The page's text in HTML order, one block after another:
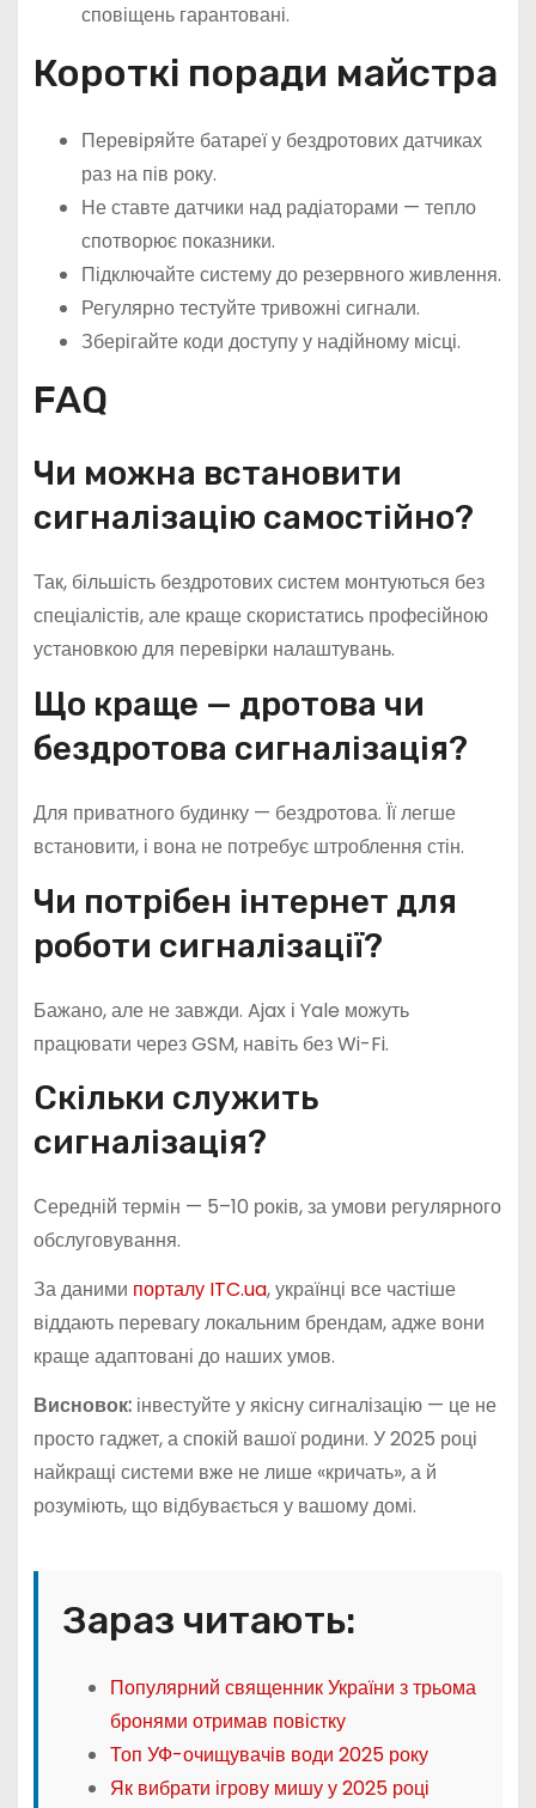
сповіщень гарантовані.
Короткі поради майстра
Перевіряйте батареї у бездротових датчиках
раз на пів року.
Не ставте датчики над радіаторами — тепло
спотворює показники.
Підключайте систему до резервного живлення.
Регулярно тестуйте тривожні сигнали.
Зберігайте коди доступу у надійному місці.
FAQ
Чи можна встановити
сигналізацію самостійно?
Так, більшість бездротових систем монтуються без
спеціалістів, але краще скористатись професійною
установкою для перевірки налаштувань.
Що краще — дротова чи
бездротова сигналізація?
Для приватного будинку — бездротова. Її легше
встановити, і вона не потребує штроблення стін.
Чи потрібен інтернет для
роботи сигналізації?
Бажано, але не завжди. Ajax і Yale можуть
працювати через GSM, навіть без Wi-Fi.
Скільки служить
сигналізація?
Середній термін — 5–10 років, за умови регулярного
обслуговування.
За даними порталу ITC.ua, українці все частіше
віддають перевагу локальним брендам, адже вони
краще адаптовані до наших умов.
Висновок:інвестуйте у якісну сигналізацію — це не
просто гаджет, а спокій вашої родини. У 2025 році
найкращі системи вже не лише «кричать», а й
розуміють, що відбувається у вашому домі.
Зараз читають:
Популярний священник України з трьома
бронями отримав повістку
Топ УФ-очищувачів води 2025 року
Як вибрати ігрову мишу у 2025 році